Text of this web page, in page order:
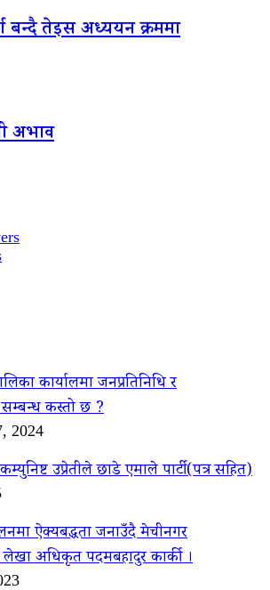
बन्दै तेइस अध्ययन क्रममा
अभाव
कार्यालमा जनप्रतिनिधि र
सम्बन्ध कस्तो छ ?
2024
उप्रेतीले छाडे एमाले पार्टी(पत्र सहित)
ऐक्यबद्धता जनाउँदै मेचीनगर
अधिकृत पदमबहादुर कार्की ।